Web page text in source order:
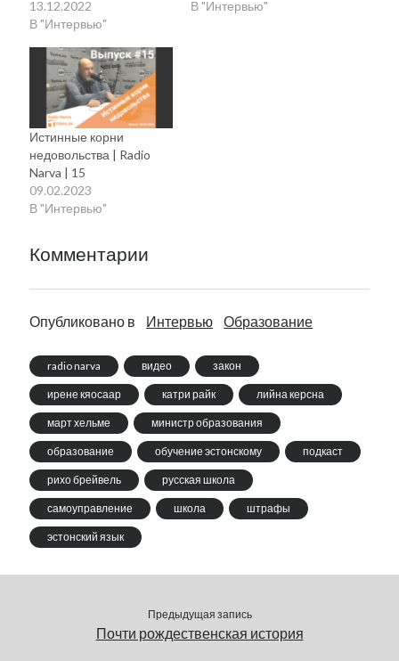
13.12.2022
В "Интервью"
В "Интервью"
Истинные корни
недовольства | Radio
Narva | 15
09.02.2023
В "Интервью"
Комментарии
Опубликовано в Интервью Образование
radio narva видео закон
ирене кяосаар катри райк лийна керсна
март хельме министр образования
образование обучение эстонскому подкаст
рихо брейвель русская школа
самоуправление школа штрафы
эстонский язык
Предыдущая запись
Почти рождественская история